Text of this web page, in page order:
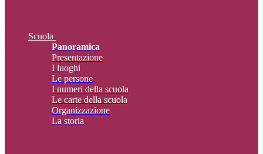
Scuola
Panoramica
Presentazione
I luoghi
Le persone
I numeri della scuola
Le carte della scuola
Organizzazione
La storia